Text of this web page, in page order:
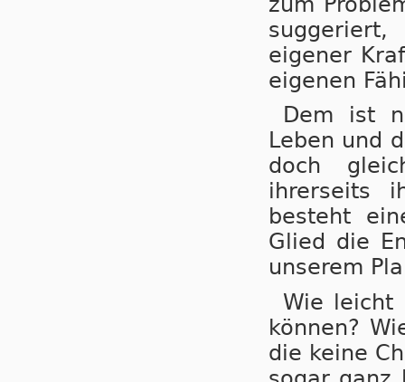
eigener
eigenen
Dem ist
Leben und
doch
ihrerseits
besteht
Glied die
unserem
Wie leicht
können?
die keine